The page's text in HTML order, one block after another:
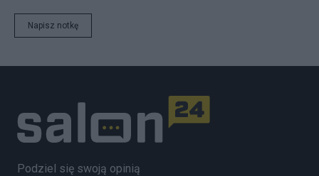
Napisz notkę
Podziel się swoją opinią